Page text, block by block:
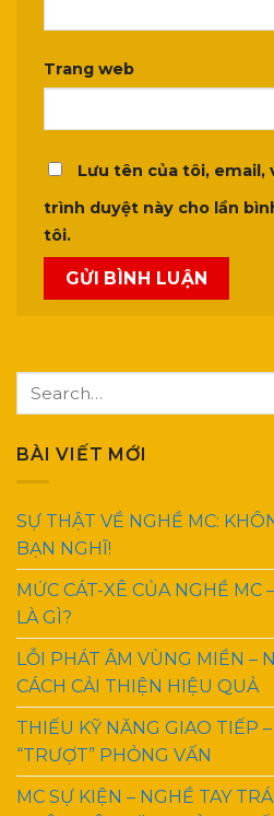
Trang web
Lưu tên của tôi,
trình duyệt này cho lần
tôi.
BÀI VIẾT MỚI
SỰ THẬT VỀ NGHỀ MC:
BẠN NGHĨ!
MỨC CÁT-XÊ CỦA NGHỀ MC
LÀ GÌ?
LỖI PHÁT ÂM VÙNG MIỀN –
CÁCH CẢI THIỆN HIỆU QUẢ
THIẾU KỸ NĂNG GIAO TIẾP
“TRƯỢT” PHỎNG VẤN
MC SỰ KIỆN – NGHỀ TAY